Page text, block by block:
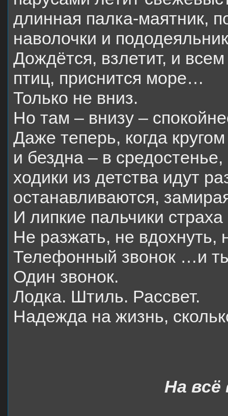
длинная палка-маятник,
наволочки и
Дождётся, взлетит, и
птиц, приснится море…
Только не вниз.
Но там – внизу –
Даже теперь, когда
и бездна – в
ходики из детства идут
останавливаются,
И липкие пальчики
Не разжать, не вдохнуть,
Телефонный звонок …и
Один звонок.
Лодка. Штиль. Рассвет.
Надежда на жизнь,
На